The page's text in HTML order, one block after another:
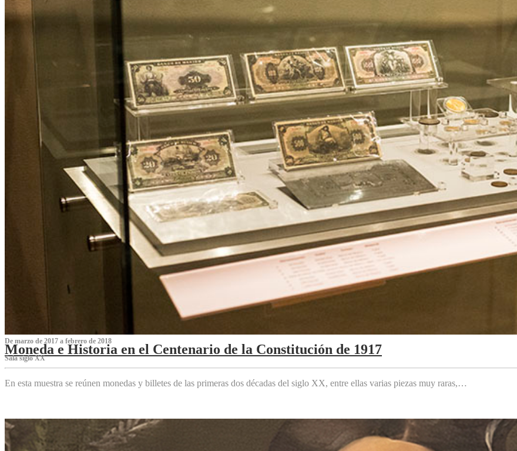
De marzo de 2017 a febrero de 2018
Moneda e Historia en el Centenario de la Constitución de 1917
Sala siglo XX
En esta muestra se reúnen monedas y billetes de las primeras dos décadas del siglo XX, entre ellas varias piezas muy raras,…